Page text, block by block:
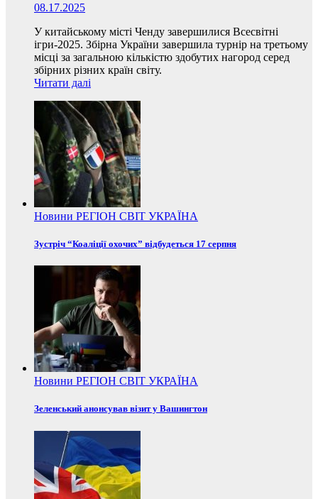
08.17.2025
У китайському місті Ченду завершилися Всесвітні
ігри-2025. Збірна України завершила турнір на третьому
місці за загальною кількістю здобутих нагород серед
збірних різних країн світу.
Читати далі
Новини РЕГІОН СВІТ УКРАЇНА
Зустріч “Коаліції охочих” відбудеться 17 серпня
Новини РЕГІОН СВІТ УКРАЇНА
Зеленський анонсував візит у Вашингтон